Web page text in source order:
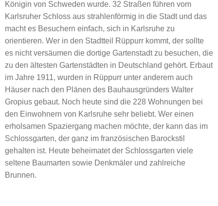
Königin von Schweden wurde. 32 Straßen führen vom
Karlsruher Schloss aus strahlenförmig in die Stadt und das
macht es Besuchern einfach, sich in Karlsruhe zu
orientieren. Wer in den Stadtteil Rüppurr kommt, der sollte
es nicht versäumen die dortige Gartenstadt zu besuchen, die
zu den ältesten Gartenstädten in Deutschland gehört. Erbaut
im Jahre 1911, wurden in Rüppurr unter anderem auch
Häuser nach den Plänen des Bauhausgründers Walter
Gropius gebaut. Noch heute sind die 228 Wohnungen bei
den Einwohnern von Karlsruhe sehr beliebt. Wer einen
erholsamen Spaziergang machen möchte, der kann das im
Schlossgarten, der ganz im französischen Barockstil
gehalten ist. Heute beheimatet der Schlossgarten viele
seltene Baumarten sowie Denkmäler und zahlreiche
Brunnen.